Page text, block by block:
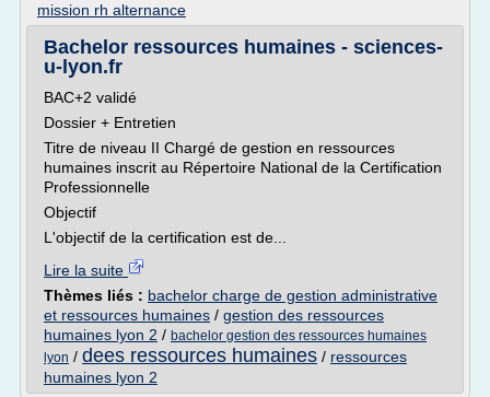
mission rh alternance
Bachelor ressources humaines - sciences-
u-lyon.fr
BAC+2 validé
Dossier + Entretien
Titre de niveau II Chargé de gestion en ressources
humaines inscrit au Répertoire National de la Certification
Professionnelle
Objectif
L'objectif de la certification est de...
Lire la suite
Thèmes liés : bachelor charge de gestion administrative
et ressources humaines / gestion des ressources
humaines lyon 2 / bachelor gestion des ressources humaines
lyon / dees ressources humaines / ressources
humaines lyon 2